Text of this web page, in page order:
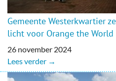
Gemeente Westerkwartier
licht voor Orange the World
26 november 2024
Lees verder →